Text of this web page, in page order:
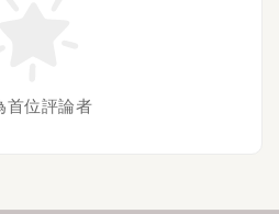
首位評論者